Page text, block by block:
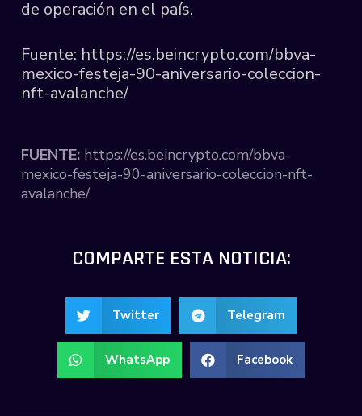
de operación en el país.
Fuente: https://es.beincrypto.com/bbva-
mexico-festeja-90-aniversario-coleccion-
nft-avalanche/
FUENTE: https://es.beincrypto.com/bbva-
mexico-festeja-90-aniversario-coleccion-nft-
avalanche/
COMPARTE ESTA NOTICIA:
Twitter Telegram
WhatsApp Facebook